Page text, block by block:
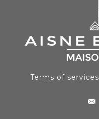
Terms of services